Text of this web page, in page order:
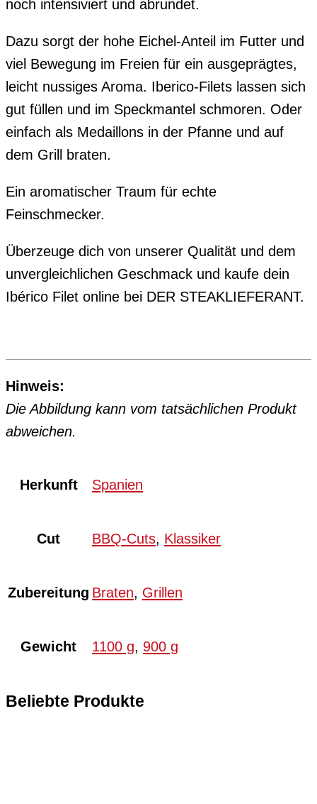
noch intensiviert und abrundet.
Dazu sorgt der hohe Eichel-Anteil im Futter und
viel Bewegung im Freien für ein ausgeprägtes,
leicht nussiges Aroma. Iberico-Filets lassen sich
gut füllen und im Speckmantel schmoren. Oder
einfach als Medaillons in der Pfanne und auf
dem Grill braten.
Ein aromatischer Traum für echte
Feinschmecker.
Überzeuge dich von unserer Qualität und dem
unvergleichlichen Geschmack und kaufe dein
Ibérico Filet online bei DER STEAKLIEFERANT.
Hinweis:
Die Abbildung kann vom tatsächlichen Produkt
abweichen.
Herkunft Spanien
Cut BBQ-Cuts, Klassiker
Zubereitung Braten, Grillen
Gewicht 1100 g, 900 g
Beliebte Produkte